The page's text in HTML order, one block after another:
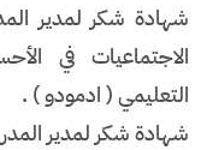
شهادة شكر لمدير
الاجتماعيات في
التعليمي ( ادمودو ) .
شهادة شكر لمدير